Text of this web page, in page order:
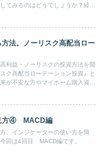
てみるのはどうでしょうか？経済
法。ノーリスク高配当ロー
利益・ノーリスクの投資方法を開
ク高配当ローテーション投資』と
が不安な方やマイホーム購入資金
方④ MACD編
、インジケーターの使い方を簡
回は4回目 MACD編です。